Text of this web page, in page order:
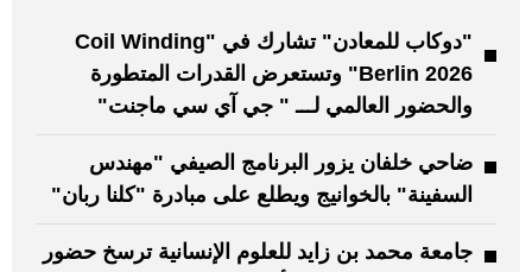
"دوكاب للمعادن" تشارك في "Coil Winding
Berlin 2026" وتستعرض القدرات المتطورة
والحضور العالمي لـــ " جي آي سي ماجنت"
ضاحي خلفان يزور البرنامج الصيفي "مهندس
السفينة" بالخوانيج ويطلع على مبادرة "كلنا ربان"
جامعة محمد بن زايد للعلوم الإنسانية ترسخ حضور